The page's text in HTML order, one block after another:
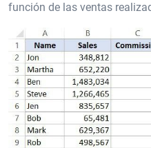
función de las ventas